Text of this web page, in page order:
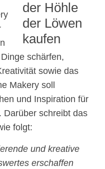
schärfen,
sowie das
Makery soll
und Inspiration für
Darüber schreibt das
folgt:
und kreative
erschaffen